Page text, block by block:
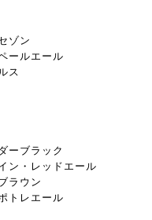
ゾン
ールエール
ス
ーブラック
ン・レッドエール
ラウン
トレエール